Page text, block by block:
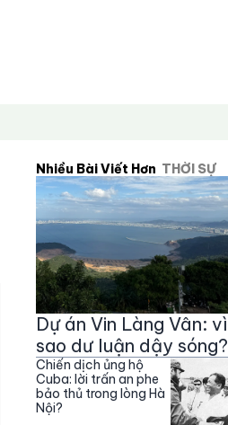
Nhiều Bài Viết Hơn THỜI SỰ
Dự án Vin Làng Vân: vì
sao dư luận dậy sóng?
Chiến dịch ủng hộ
Cuba: lời trấn an phe
bảo thủ trong lòng Hà
Nội?